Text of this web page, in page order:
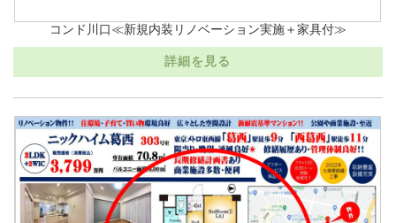
コンド川口≪新規内装リノベーション実施＋家具付≫
詳細を見る